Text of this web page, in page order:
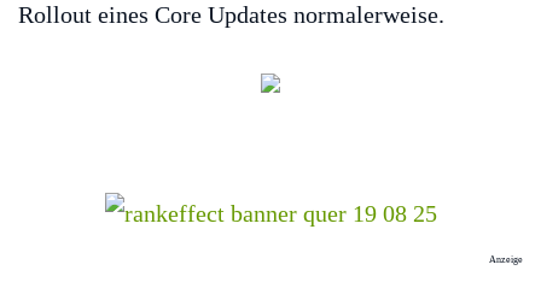
Rollout eines Core Updates normalerweise.
Anzeige